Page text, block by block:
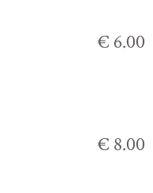
€ 6.00
€ 8.00